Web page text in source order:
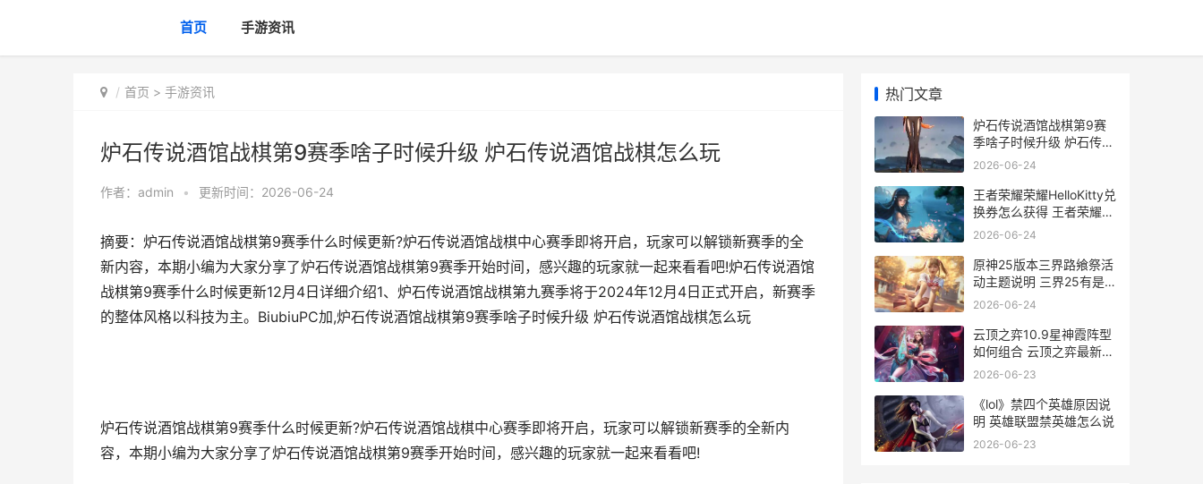
首页 手游资讯
首页 > 手游资讯
炉石传说酒馆战棋第9赛季啥子时候升级 炉石传说酒馆战棋怎么玩
作者： admin • 更新时间：2026-06-24
摘要：炉石传说酒馆战棋第9赛季什么时候更新?炉石传说酒馆战棋中心赛季即将开启，玩家可以解锁新赛季的全
新内容，本期小编为大家分享了炉石传说酒馆战棋第9赛季开始时间，感兴趣的玩家就一起来看看吧!炉石传说酒馆
战棋第9赛季什么时候更新12月4日详细介绍1、炉石传说酒馆战棋第九赛季将于2024年12月4日正式开启，新赛季
的整体风格以科技为主。BiubiuPC加,炉石传说酒馆战棋第9赛季啥子时候升级 炉石传说酒馆战棋怎么玩
炉石传说酒馆战棋第9赛季什么时候更新?炉石传说酒馆战棋中心赛季即将开启，玩家可以解锁新赛季的全新内
容，本期小编为大家分享了炉石传说酒馆战棋第9赛季开始时间，感兴趣的玩家就一起来看看吧!
热门文章
炉石传说酒馆战棋第9赛
季啥子时候升级 炉石传说
酒馆战棋怎么玩
2026-06-24
王者荣耀荣耀HelloKitty兑
换券怎么获得 王者荣耀荣
耀和最强王者能一起吗怎
2026-06-24
原神25版本三界路飨祭活
动主题说明 三界25有是
什么
2026-06-24
云顶之弈10.9星神霞阵型
如何组合 云顶之弈最新阵
容排行10.9
2026-06-23
《lol》禁四个英雄原因说
明 英雄联盟禁英雄怎么说
2026-06-23